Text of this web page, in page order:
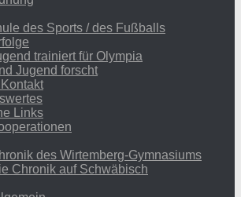
des Sports / des Fußballs
trainiert für Olympia
Jugend forscht
Kontakt
Links
des Wirtemberg-Gymnasiums
Chronik auf Schwäbisch